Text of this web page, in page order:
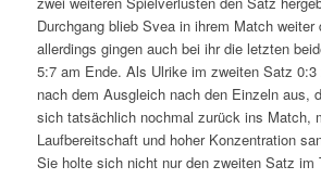
Durchgang blieb Svea in ihrem Match
allerdings gingen auch bei ihr die letzten
5:7 am Ende. Als Ulrike im zweiten Satz
nach dem Ausgleich nach den Einzeln aus,
sich tatsächlich nochmal zurück ins Match,
Laufbereitschaft und hoher Konzentration
Sie holte sich nicht nur den zweiten Satz im